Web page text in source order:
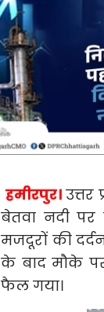
हमीरपुर। उत्तर
बेतवा नदी
मजदूरों की
के बाद मौके
फैल गया।